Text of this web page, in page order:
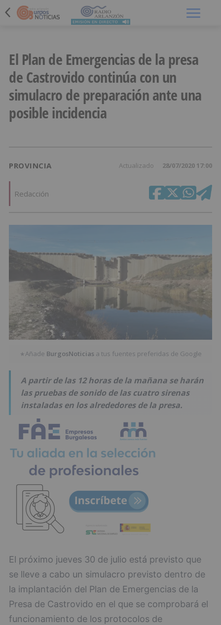
El Plan de Emergencias de la presa
de Castrovido continúa con un
simulacro de preparación ante una
posible incidencia
PROVINCIA Actualizado 28/07/2020 17:00
Redacción
★Añade BurgosNoticias a tus fuentes preferidas de Google
A partir de las 12 horas de la mañana se harán
las pruebas de sonido de las cuatro sirenas
instaladas en los alrededores de la presa.
El próximo jueves 30 de julio está previsto que
se lleve a cabo un simulacro previsto dentro de
la implantación del Plan de Emergencias de la
Presa de Castrovido en el que se comprobará el
funcionamiento de los protocolos de